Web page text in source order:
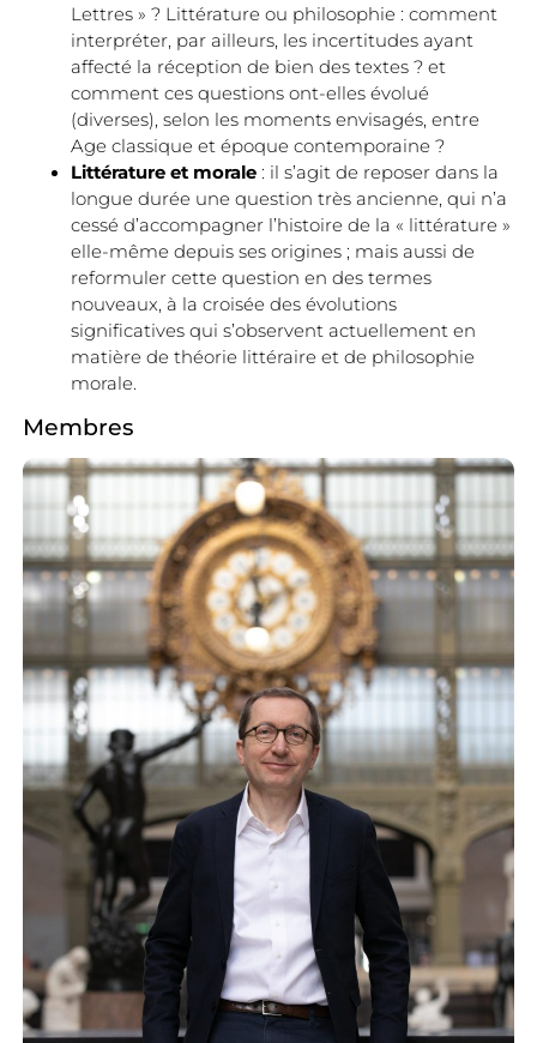
Lettres » ? Littérature ou philosophie : comment
interpréter, par ailleurs, les incertitudes ayant
affecté la réception de bien des textes ? et
comment ces questions ont-elles évolué
(diverses), selon les moments envisagés, entre
Age classique et époque contemporaine ?
Littérature et morale : il s’agit de reposer dans la
longue durée une question très ancienne, qui n’a
cessé d’accompagner l’histoire de la « littérature »
elle-même depuis ses origines ; mais aussi de
reformuler cette question en des termes
nouveaux, à la croisée des évolutions
significatives qui s’observent actuellement en
matière de théorie littéraire et de philosophie
morale.
Membres